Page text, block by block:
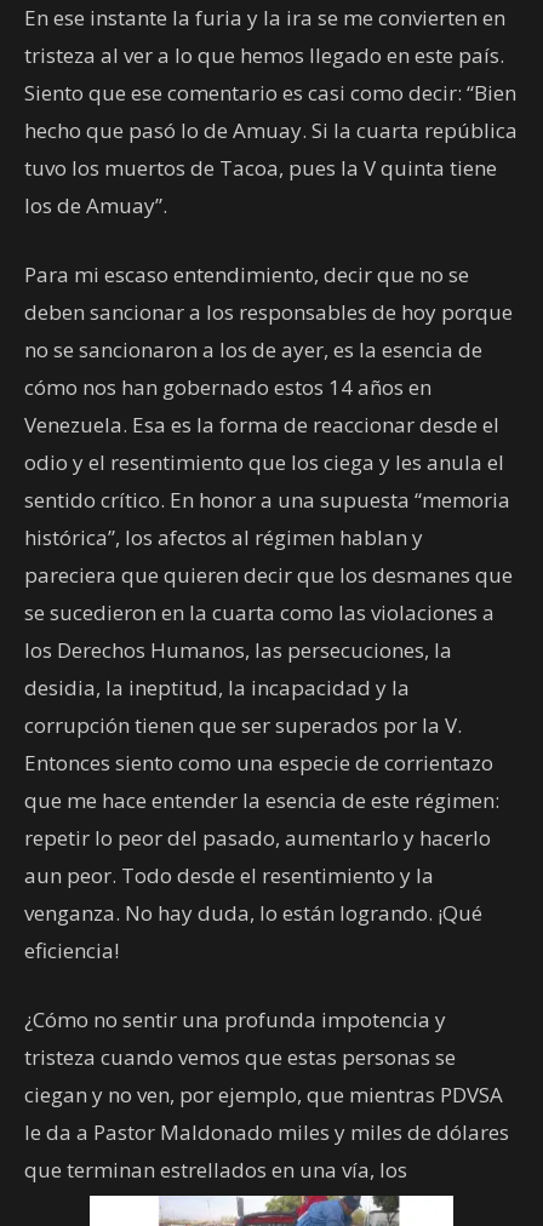
En ese instante la furia y la ira se me convierten en
tristeza al ver a lo que hemos llegado en este país.
Siento que ese comentario es casi como decir: “Bien
hecho que pasó lo de Amuay. Si la cuarta república
tuvo los muertos de Tacoa, pues la V quinta tiene
los de Amuay”.
Para mi escaso entendimiento, decir que no se
deben sancionar a los responsables de hoy porque
no se sancionaron a los de ayer, es la esencia de
cómo nos han gobernado estos 14 años en
Venezuela. Esa es la forma de reaccionar desde el
odio y el resentimiento que los ciega y les anula el
sentido crítico. En honor a una supuesta “memoria
histórica”, los afectos al régimen hablan y
pareciera que quieren decir que los desmanes que
se sucedieron en la cuarta como las violaciones a
los Derechos Humanos, las persecuciones, la
desidia, la ineptitud, la incapacidad y la
corrupción tienen que ser superados por la V.
Entonces siento como una especie de corrientazo
que me hace entender la esencia de este régimen:
repetir lo peor del pasado, aumentarlo y hacerlo
aun peor. Todo desde el resentimiento y la
venganza. No hay duda, lo están logrando. ¡Qué
eficiencia!
¿Cómo no sentir una profunda impotencia y
tristeza cuando vemos que estas personas se
ciegan y no ven, por ejemplo, que mientras PDVSA
le da a Pastor Maldonado miles y miles de dólares
que terminan estrellados en una vía, los